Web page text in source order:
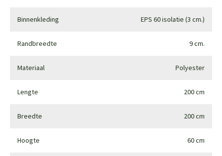
Binnenkleding EPS 60 isolatie (3 cm.)
Randbreedte 9 cm.
Materiaal Polyester
Lengte 200 cm
Breedte 200 cm
Hoogte 60 cm